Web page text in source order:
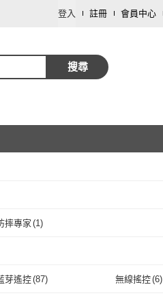
登入 註冊 會員中心
搜尋
摔專家 (1)
取消
芽遙控(87) 無線搖控(6)
取消